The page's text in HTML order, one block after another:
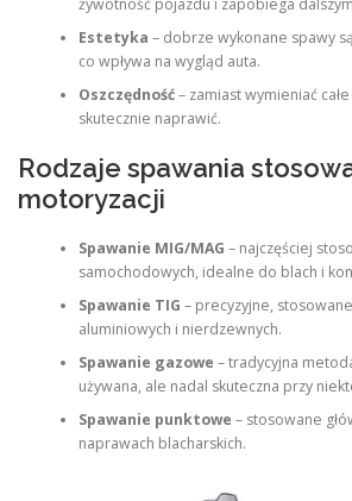
żywotność pojazdu i zapobiega
Estetyka – dobrze wykonane spawy
co wpływa na wygląd auta.
Oszczędność– zamiast wymieniać
skutecznie naprawić.
Rodzaje spawania
motoryzacji
Spawanie MIG/MAG – najczęściej
samochodowych, idealne do blach i
Spawanie TIG – precyzyjne,
aluminiowych i nierdzewnych.
Spawanie gazowe – tradycyjna
używana, ale nadal skuteczna przy
Spawanie punktowe – stosowane
naprawach blacharskich.